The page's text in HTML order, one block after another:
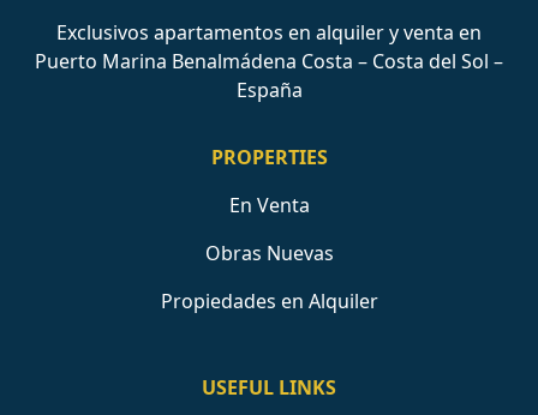
Exclusivos apartamentos en alquiler y venta en
Puerto Marina Benalmádena Costa – Costa del Sol –
España
PROPERTIES
En Venta
Obras Nuevas
Propiedades en Alquiler
USEFUL LINKS